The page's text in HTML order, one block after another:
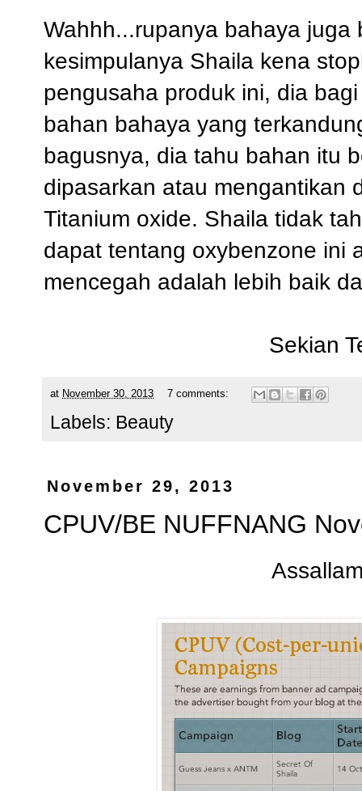
Wahhh...rupanya bahaya juga
kesimpulanya Shaila kena
pengusaha produk ini, dia
bahan bahaya yang
bagusnya, dia tahu bahan itu
dipasarkan atau mengantikan
Titanium oxide. Shaila tidak
dapat tentang oxybenzone ini
mencegah adalah lebih baik
Sekian
at November 30, 2013 7 comments:
Labels: Beauty
November 29, 2013
CPUV/BE NUFFNANG